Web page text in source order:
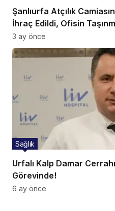
Şanlıurfa Atçılık
İhraç Edildi, Ofisin
3 ay önce
Urfalı Kalp Damar
Görevinde!
Sağlık
6 ay önce